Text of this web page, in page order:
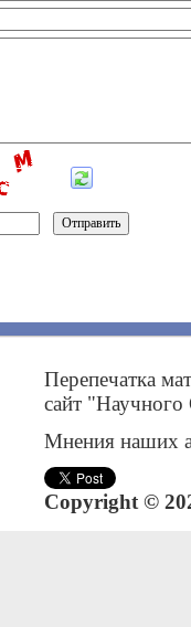
Перепечатка
сайт
Мнения наших
Copyright ©